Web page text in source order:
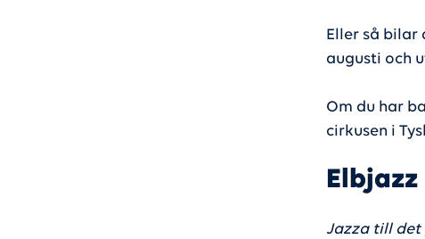
Eller så bilar
augusti och
Om du har
cirkusen i
Elbjazz
Jazza till det